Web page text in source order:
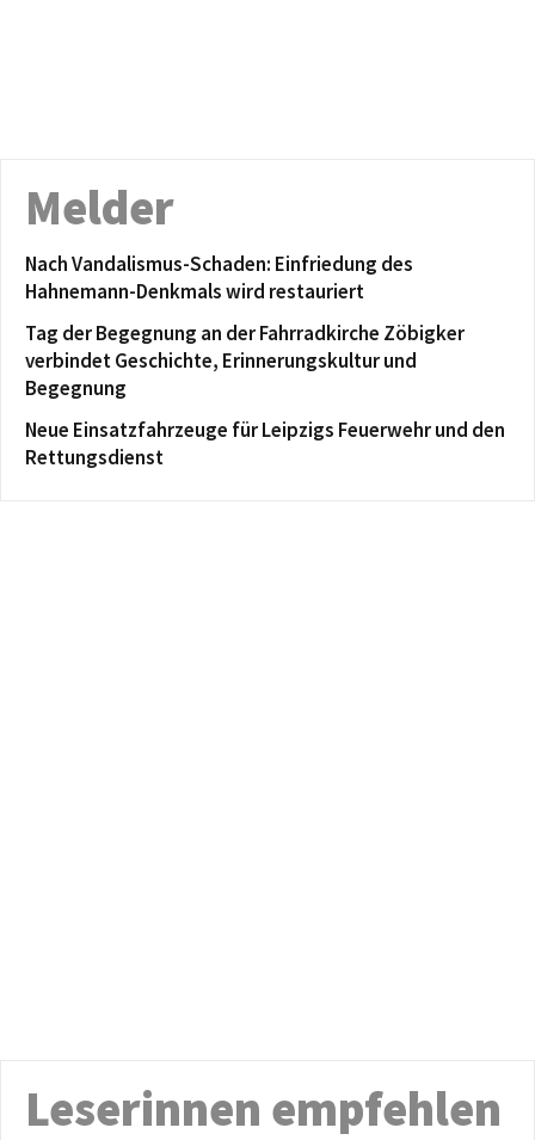
Melder
Nach Vandalismus-Schaden: Einfriedung des
Hahnemann-Denkmals wird restauriert
Tag der Begegnung an der Fahrradkirche Zöbigker
verbindet Geschichte, Erinnerungskultur und
Begegnung
Neue Einsatzfahrzeuge für Leipzigs Feuerwehr und den
Rettungsdienst
Leserinnen empfehlen